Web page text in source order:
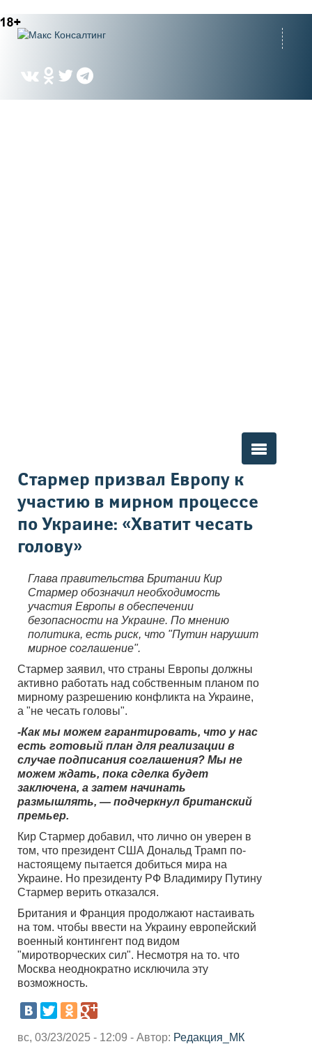
Вы здесь
Стармер призвал Европу к
участию в мирном процессе
по Украине: «Хватит чесать
голову»
Глава правительства Британии Кир
Стармер обозначил необходимость
участия Европы в обеспечении
безопасности на Украине. По мнению
политика, есть риск, что "Путин нарушит
мирное соглашение".
Стармер заявил, что страны Европы должны
активно работать над собственным планом по
мирному разрешению конфликта на Украине,
а "не чесать головы".
-Как мы можем гарантировать, что у нас
есть готовый план для реализации в
случае подписания соглашения? Мы не
можем ждать, пока сделка будет
заключена, а затем начинать
размышлять, — подчеркнул британский
премьер.
Кир Стармер добавил, что лично он уверен в
том, что президент США Дональд Трамп по-
настоящему пытается добиться мира на
Украине. Но президенту РФ Владимиру Путину
Стармер верить отказался.
Британия и Франция продолжают настаивать
на том. чтобы ввести на Украину европейский
военный контингент под видом
"миротворческих сил". Несмотря на то. что
Москва неоднократно исключила эту
возможность.
вс, 03/23/2025 - 12:09 - Автор: Редакция_МК